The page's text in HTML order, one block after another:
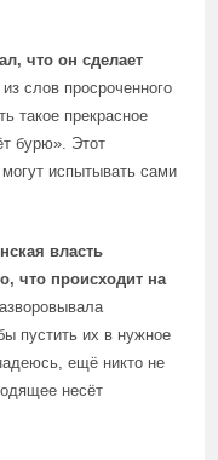
что он сделает
слов просроченного
такое прекрасное
бурю». Этот
испытывать сами
власть
что происходит на
пустить их в нужное
ещё никто не
несёт